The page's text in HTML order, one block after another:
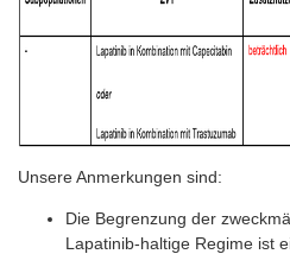
Unsere Anmerkungen sind:
Die Begrenzung der
Lapatinib-haltige Regime ist